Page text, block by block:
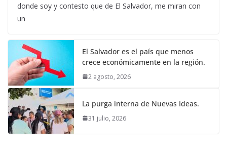
donde soy y contesto que de El Salvador, me miran con
un
El Salvador es el país que menos
crece económicamente en la región.
2 agosto, 2026
La purga interna de Nuevas Ideas.
31 julio, 2026